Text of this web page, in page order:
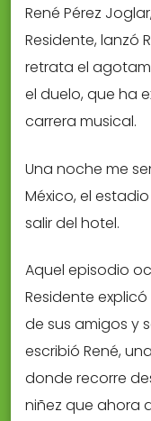
René Pérez
Residente, lanzó
retrata el
el duelo, que ha
carrera musical.
Una noche me
México, el
salir del hotel.
Aquel episodio
Residente
de sus amigos y
escribió René,
donde recorre
niñez que ahora